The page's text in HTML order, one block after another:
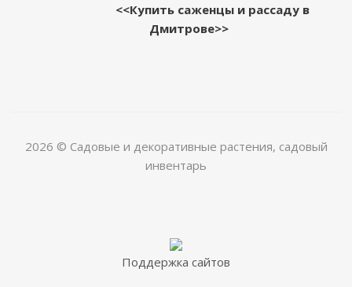
<<Купить саженцы и рассаду в
Дмитрове>>
2026 © Садовые и декоративные растения, садовый
инвентарь
Поддержка сайтов